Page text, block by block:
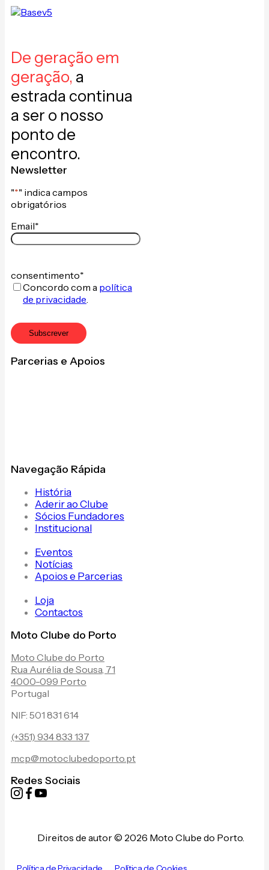
De geração em
geração, a
estrada continua
a ser o nosso
ponto de
encontro.
Newsletter
"*" indica campos
obrigatórios
Email*
consentimento*
Concordo com a política
de privacidade.
Subscrever
Parcerias e Apoios
Navegação Rápida
História
Aderir ao Clube
Sócios Fundadores
Institucional
Eventos
Notícias
Apoios e Parcerias
Loja
Contactos
Moto Clube do Porto
Moto Clube do Porto
Rua Aurélia de Sousa, 71
4000-099 Porto
Portugal
NIF: 501 831 614
(+351) 934 833 137
mcp@motoclubedoporto.pt
Redes Sociais
Direitos de autor © 2026 Moto Clube do Porto.